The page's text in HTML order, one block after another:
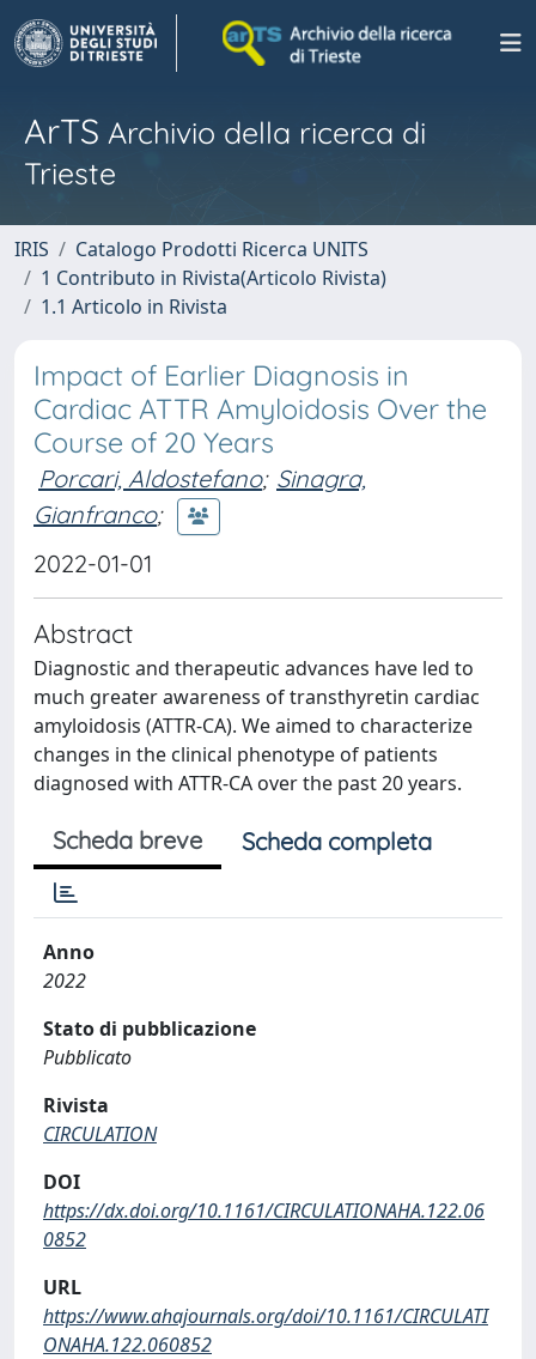
ArTS Archivio della ricerca di
Trieste
IRIS
Catalogo Prodotti Ricerca UNITS
1 Contributo in Rivista(Articolo Rivista)
1.1 Articolo in Rivista
Impact of Earlier Diagnosis in
Cardiac ATTR Amyloidosis Over the
Course of 20 Years
Porcari, Aldostefano; Sinagra,
Gianfranco;
2022-01-01
Abstract
Diagnostic and therapeutic advances have led to
much greater awareness of transthyretin cardiac
amyloidosis (ATTR-CA). We aimed to characterize
changes in the clinical phenotype of patients
diagnosed with ATTR-CA over the past 20 years.
Scheda breve Scheda completa
Anno
2022
Stato di pubblicazione
Pubblicato
Rivista
CIRCULATION
DOI
https://dx.doi.org/10.1161/CIRCULATIONAHA.122.06
0852
URL
https://www.ahajournals.org/doi/10.1161/CIRCULATI
ONAHA.122.060852